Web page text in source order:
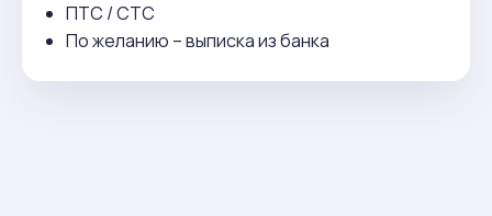
ПТС / СТС
По желанию – выписка из банка